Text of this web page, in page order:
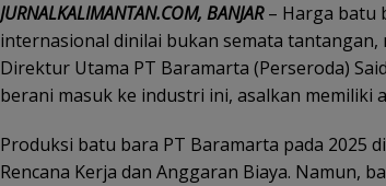
JURNALKALIMANTAN.COM, BANJAR– Harga batu
internasional dinilai bukan semata
Direktur Utama PT Baramarta (Perseroda)
berani masuk ke industri ini, asalkan memiliki
Produksi batu bara PT Baramarta pada 2025
Rencana Kerja dan Anggaran Biaya. Namun,